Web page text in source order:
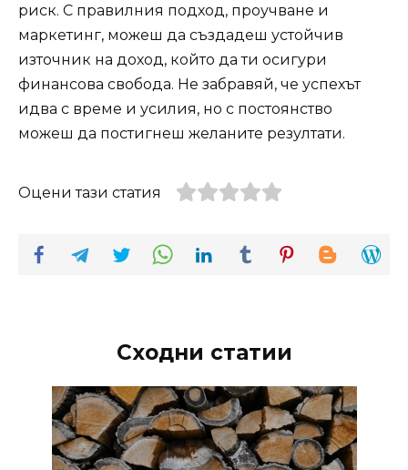
риск. С правилния подход, проучване и
маркетинг, можеш да създадеш устойчив
източник на доход, който да ти осигури
финансова свобода. Не забравяй, че успехът
идва с време и усилия, но с постоянство
можеш да постигнеш желаните резултати.
Оцени тази статия
Сходни статии